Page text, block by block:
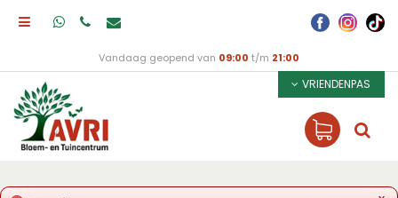
Vandaag geopend van 09:00 t/m 21:00
VRIENDENPAS